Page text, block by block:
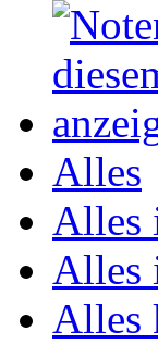
Alles
Alles
Alles
Alles